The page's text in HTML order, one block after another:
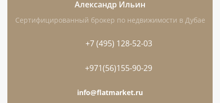
Чем интересен этот лот
Готовая студия: можно осмотреть реальный
лот, оценить состояние отделки, видовые
характеристики и общие зоны до покупки.
Площадь 43,5 м² позволяет рационально
Александр Ильин
Сертифицированный брокер по недвижимости в Дубае
+7 (495) 128-52-03
+971(56)155-90-29
info@flatmarket.ru